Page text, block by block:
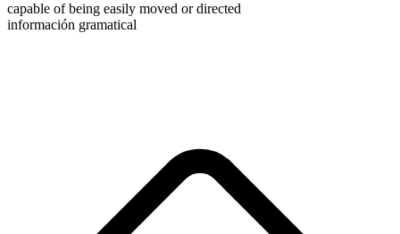
capable of being easily moved or directed
información gramatical